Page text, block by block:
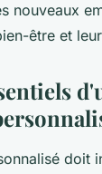
nouveaux
être et
doit